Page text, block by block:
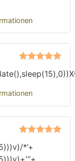
5von 5
5von 5
*’+